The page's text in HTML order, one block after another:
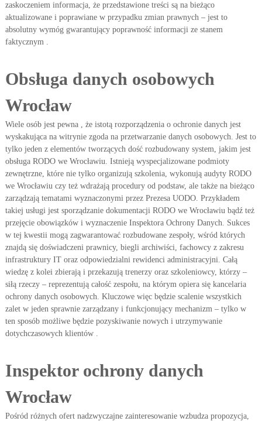
zaskoczeniem informacja, że przedstawione treści są na bieżąco
aktualizowane i poprawiane w przypadku zmian prawnych – jest to
absolutny wymóg gwarantujący poprawność informacji ze stanem
faktycznym .
Obsługa danych osobowych
Wrocław
Wiele osób jest pewna , że istotą rozporządzenia o ochronie danych jest
wyskakująca na witrynie zgoda na przetwarzanie danych osobowych. Jest to
tylko jeden z elementów tworzących dość rozbudowany system, jakim jest
obsługa RODO we Wrocławiu. Istnieją wyspecjalizowane podmioty
zewnętrzne, które nie tylko organizują szkolenia, wykonują audyty RODO
we Wrocławiu czy też wdrażają procedury od podstaw, ale także na bieżąco
zarządzają tematami wyznaczonymi przez Prezesa UODO. Przykładem
takiej usługi jest sporządzanie dokumentacji RODO we Wrocławiu bądź też
przejęcie obowiązków i wyznaczenie Inspektora Ochrony Danych. Sukces
w tej kwestii mogą zagwarantować rozbudowane zespoły, wśród których
znajdą się doświadczeni prawnicy, biegli archiwiści, fachowcy z zakresu
infrastruktury IT oraz odpowiedzialni rewidenci administracyjni. Całą
wiedzę z kolei zbierają i przekazują trenerzy oraz szkoleniowcy, którzy –
siłą rzeczy – reprezentują całość zespołu, na którym opiera się kancelaria
ochrony danych osobowych. Kluczowe więc będzie scalenie wszystkich
zalet w jeden sprawnie zarządzany i funkcjonujący mechanizm – tylko w
ten sposób możliwe będzie pozyskiwanie nowych i utrzymywanie
dotychczasowych klientów .
Inspektor ochrony danych
Wrocław
Pośród różnych ofert nadzwyczajne zainteresowanie wzbudza propozycja,